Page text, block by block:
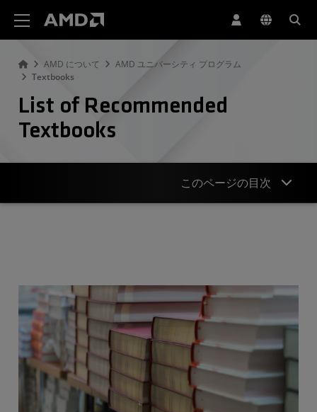
AMD について
AMD ユニバーシティ プログラム
Textbooks
List of Recommended
Textbooks
このページの目次
System on Chip
GPU & HPC